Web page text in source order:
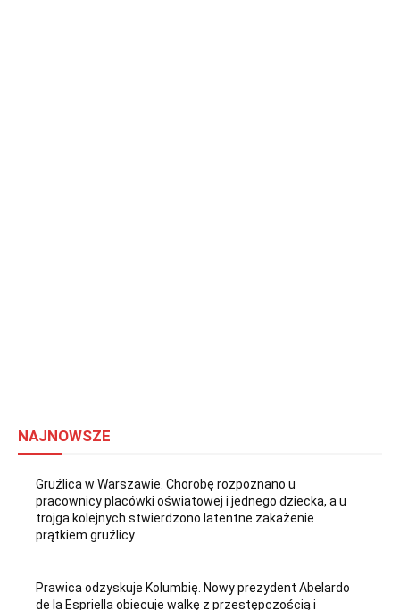
NAJNOWSZE
Gruźlica w Warszawie. Chorobę rozpoznano u
pracownicy placówki oświatowej i jednego dziecka, a u
trojga kolejnych stwierdzono latentne zakażenie
prątkiem gruźlicy
Prawica odzyskuje Kolumbię. Nowy prezydent Abelardo
de la Espriella obiecuje walkę z przestępczością i